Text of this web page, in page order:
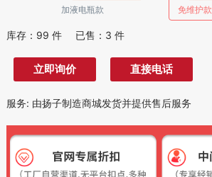
加液电瓶款 免维护款
库存： 99 件 已售： 3 件
立即询价 直接电话
服务: 由扬子制造商城发货并提供售后服务